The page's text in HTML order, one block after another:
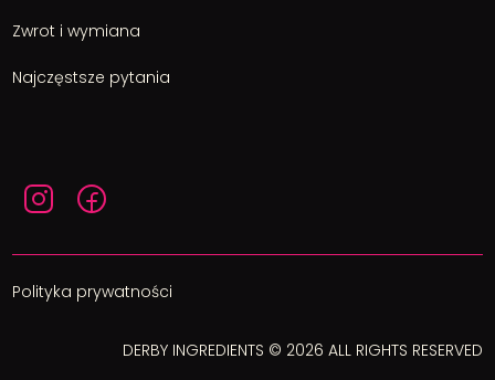
Zwrot i wymiana
Najczęstsze pytania
Polityka prywatności
DERBY INGREDIENTS © 2026 ALL RIGHTS RESERVED